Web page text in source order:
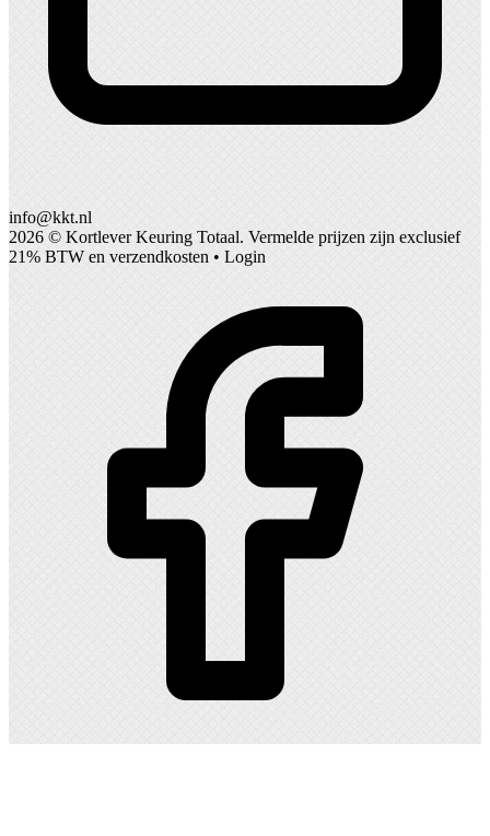
info@kkt.nl
2026 © Kortlever Keuring Totaal. Vermelde prijzen zijn exclusief
21% BTW en verzendkosten • Login